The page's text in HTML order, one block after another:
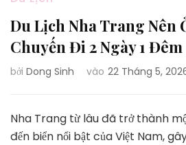
Du Lịch Nha Trang Nên
Chuyến Đi 2 Ngày 1 Đêm
bởi Dong Sinh vào 22 Tháng 5,
Nha Trang từ lâu đã trở thành
đến biển nổi bật của Việt Nam,